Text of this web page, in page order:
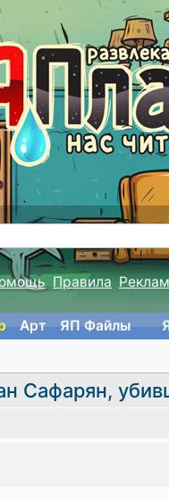
Правила
Арт ЯП Файлы
Сафарян,